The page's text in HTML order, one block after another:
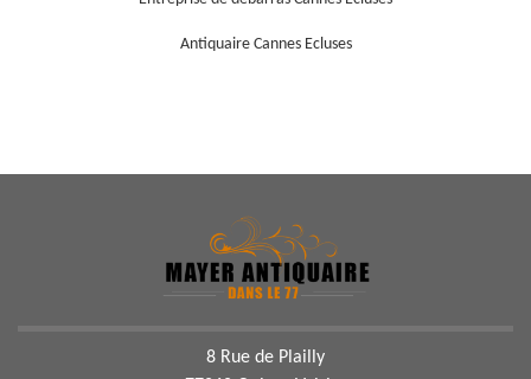
Antiquaire Cannes Ecluses
8 Rue de Plailly